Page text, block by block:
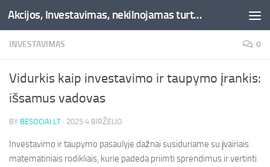
Skip to content Akcijos, Investavimas, nekilnojamas turtas, kriptovaliutos - Besociai.lt
INVESTAVIMAS 0
Vidurkis kaip investavimo ir taupymo įrankis:
išsamus vadovas
BY BESOCIAI.LT · 2025 4 BIRŽELIO
Investavimo ir taupymo pasaulyje dažnai susiduriame su įvairiais
matematiniais rodikliais, kurie padeda priimti sprendimus ir vertinti